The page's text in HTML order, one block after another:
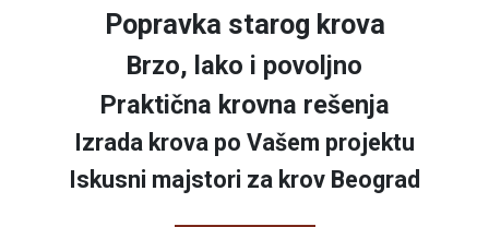
Popravka starog krova
Brzo, lako i povoljno
Praktična krovna rešenja
Izrada krova po Vašem projektu
Iskusni majstori za krov Beograd